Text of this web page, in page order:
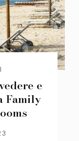
e
Family